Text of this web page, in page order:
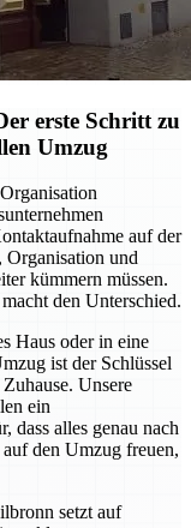
erste Schritt zu
Umzug
auf der
Organisation und
kümmern müssen.
den Unterschied.
Haus oder in eine
ist der Schlüssel
Unsere
ein
dass alles genau nach
den Umzug freuen,
setzt auf